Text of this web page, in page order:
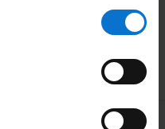
lloc web de la
centrales en el
MENÚ PEU 1